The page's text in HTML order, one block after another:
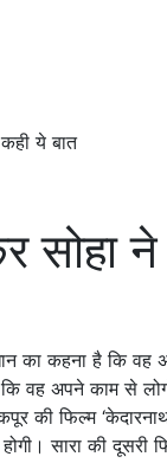
ये बात
सोहा
का कहना है कि
कि वह अपने काम से
की फिल्म
सारा की दूसरी